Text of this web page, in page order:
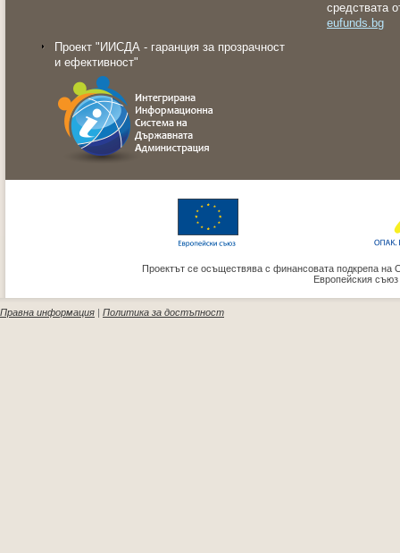
Проект "ИИСДА - гаранция за прозрачност
и ефективност"
средствата
eufunds.bg
Проектът се осъществява с финансовата подкрепа на
Европейския
Правна информация | Политика за достъпност